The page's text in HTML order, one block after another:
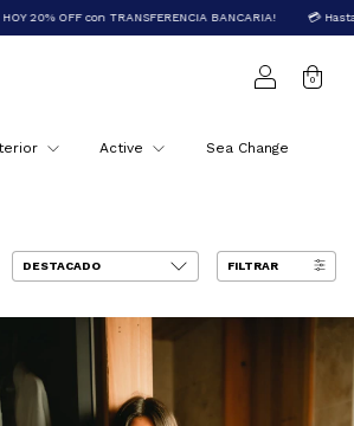
BANCARIA! 💳 Hasta 6 cuotas sin INTERÉS!
0
Active Sea Change
FILTRAR